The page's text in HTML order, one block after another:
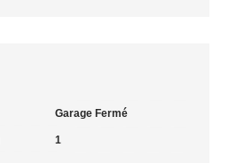
Garage Fermé
1